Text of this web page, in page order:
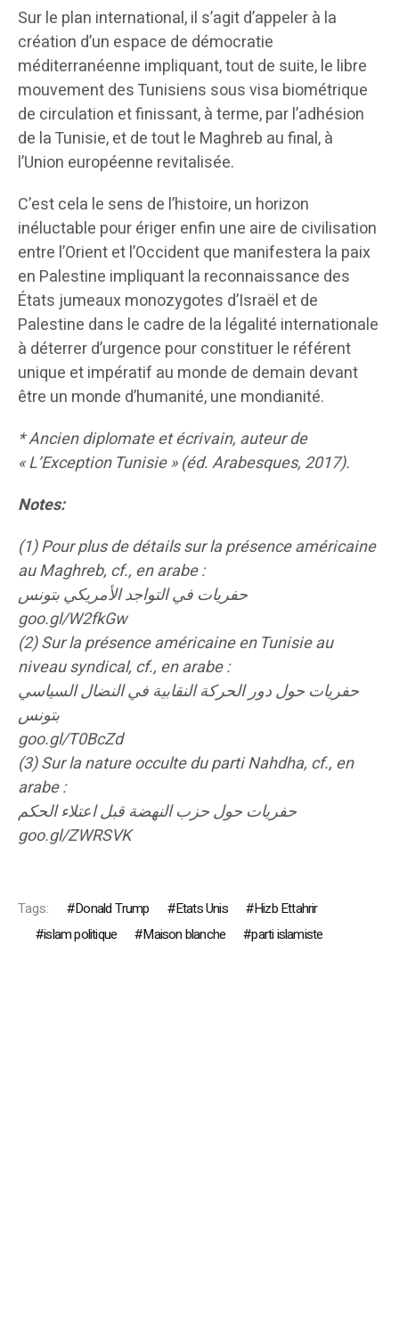
Sur le plan international, il s’agit d’appeler à la
création d’un espace de démocratie
méditerranéenne impliquant, tout de suite, le libre
mouvement des Tunisiens sous visa biométrique
de circulation et finissant, à terme, par l’adhésion
de la Tunisie, et de tout le Maghreb au final, à
l’Union européenne revitalisée.
C’est cela le sens de l’histoire, un horizon
inéluctable pour ériger enfin une aire de civilisation
entre l’Orient et l’Occident que manifestera la paix
en Palestine impliquant la reconnaissance des
États jumeaux monozygotes d’Israël et de
Palestine dans le cadre de la légalité internationale
à déterrer d’urgence pour constituer le référent
unique et impératif au monde de demain devant
être un monde d’humanité, une mondianité.
* Ancien diplomate et écrivain, auteur de
« L’Exception Tunisie » (éd. Arabesques, 2017).
Notes:
(1) Pour plus de détails sur la présence américaine
au Maghreb, cf., en arabe :
حفريات في التواجد الأمريكي بتونس
goo.gl/W2fkGw
(2) Sur la présence américaine en Tunisie au
niveau syndical, cf., en arabe :
حفريات حول دور الحركة النقابية في النضال السياسي
بتونس
goo.gl/T0BcZd
(3) Sur la nature occulte du parti Nahdha, cf., en
arabe :
حفريات حول حزب النهضة قبل اعتلاء الحكم
goo.gl/ZWRSVK
Tags: Donald Trump Etats Unis
Hizb Ettahrir
islam politique
Maison blanche parti islamiste